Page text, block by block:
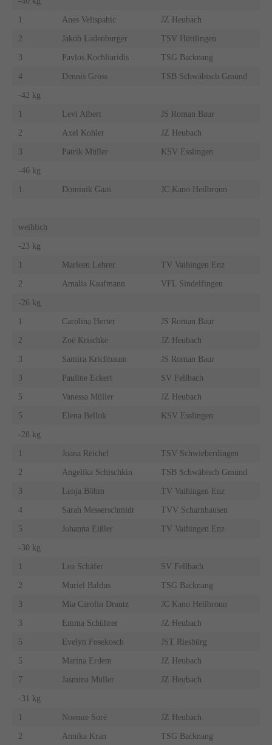
1 Anes Velispahic JZ Heubach
2 Jakob Ladenburger TSV Hüttlingen
3 Pavlos Kochliaridis TSG Backnang
4 Dennis Gross TSB Schwäbisch Gmünd
-42 kg
1 Levi Albert JS Roman Baur
2 Axel Kohler JZ Heubach
3 Patrik Müller KSV Esslingen
-46 kg
1 Dominik Gaas JC Kano Heilbronn
weiblich
-23 kg
1 Marleen Lehrer TV Vaihingen Enz
2 Amalia Kaufmann VFL Sindelfingen
-26 kg
1 Carolina Herter JS Roman Baur
2 Zoè Krischke JZ Heubach
3 Samira Krichbaum JS Roman Baur
3 Pauline Eckert SV Fellbach
5 Vanessa Müller JZ Heubach
5 Elena Bellok KSV Esslingen
-28 kg
1 Joana Reichel TSV Schwieberdingen
2 Angelika Schischkin TSB Schwäbisch Gmünd
3 Lenja Böhm TV Vaihingen Enz
4 Sarah Messerschmidt TVV Scharnhausen
5 Johanna Eißler TV Vaihingen Enz
-30 kg
1 Lea Schäfer SV Fellbach
2 Muriel Baldus TSG Backnang
3 Mia Carolin Drautz JC Kano Heilbronn
3 Emma Schührer JZ Heubach
5 Evelyn Fosekosch JST Riesbürg
5 Marina Erdem JZ Heubach
7 Jasmina Müller JZ Heubach
-31 kg
1 Noemie Soré JZ Heubach
2 Annika Kran TSG Backnang